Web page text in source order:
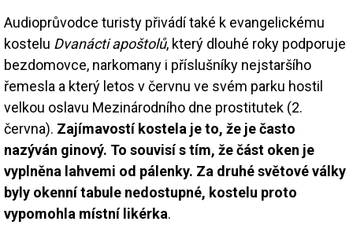
Audioprůvodce turisty přivádí také k evangelickému
kostelu Dvanácti apoštolů, který dlouhé roky podporuje
bezdomovce, narkomany i příslušníky nejstaršího
řemesla a který letos v červnu ve svém parku hostil
velkou oslavu Mezinárodního dne prostitutek (2.
června). Zajímavostí kostela je to, že je často
nazýván ginový. To souvisí s tím, že část oken je
vyplněna lahvemi od pálenky. Za druhé světové války
byly okenní tabule nedostupné, kostelu proto
vypomohla místní likérka.